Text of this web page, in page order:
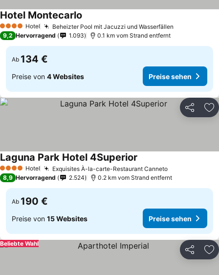
4 Sterne Hotel Beheizter Pool mit Jacuzzi und Wasserfällen
Hotel Montecarlo
9,2 Hervorragend 1.093 0.1 km vom Strand entfernt
Ab 134 €
Preise von 4 Websites Preise sehen
Teilen
4 Sterne Hotel Exquisites À-la-carte-Restaurant Canneto
Laguna Park Hotel 4Superior
8,9 Hervorragend 2.524 0.2 km vom Strand entfernt
Ab 190 €
Preise von 15 Websites Preise sehen
Teilen
Beliebte Wahl